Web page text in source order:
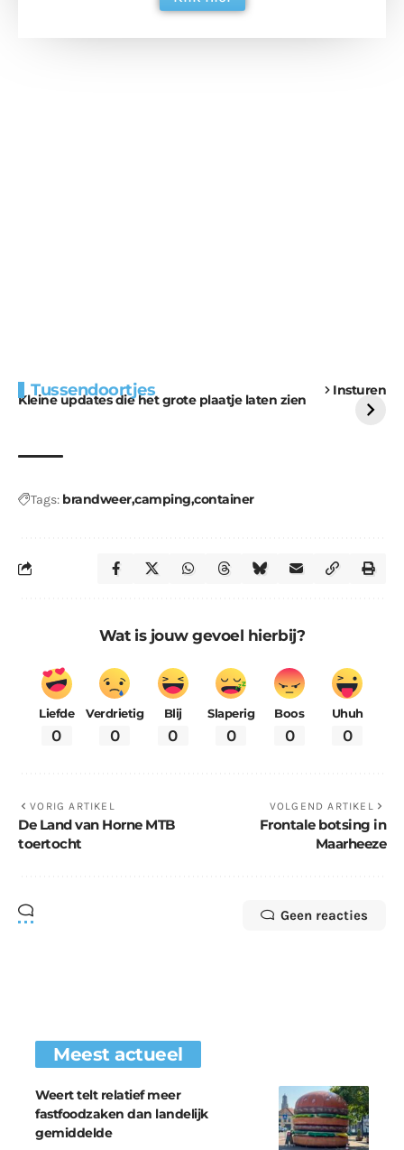
Tussendoortjes Insturen
Kleine updates die het grote plaatje laten zien
voor kabouters
uitdaging
Tags: brandweercamping container
Wat is jouw gevoel hierbij?
Liefde
0
Verdrietig
0
Blij
0
Slaperig
0
Boos
0
Uhuh
0
VORIG ARTIKEL
De Land van Horne MTB
toertocht
VOLGEND ARTIKEL
Frontale botsing in
Maarheeze
Geen reacties
Meest actueel
Weert telt relatief meer
fastfoodzaken dan landelijk
gemiddelde